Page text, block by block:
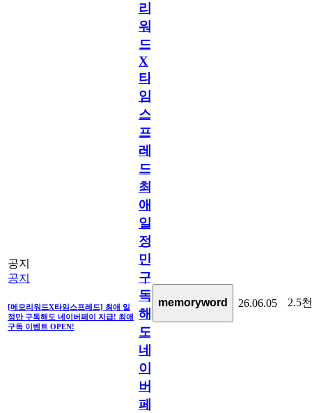
공지
공지
[메모리워드X타임스프레드] 최애 일
정만 구독해도 네이버페이 지급! 최애
구독 이벤트 OPEN!
리
워
드
X
타
임
스
프
레
드]
최
애
일
정
만
구
독
해
도
네
이
버
페
memoryword 26.06.05 2.5천